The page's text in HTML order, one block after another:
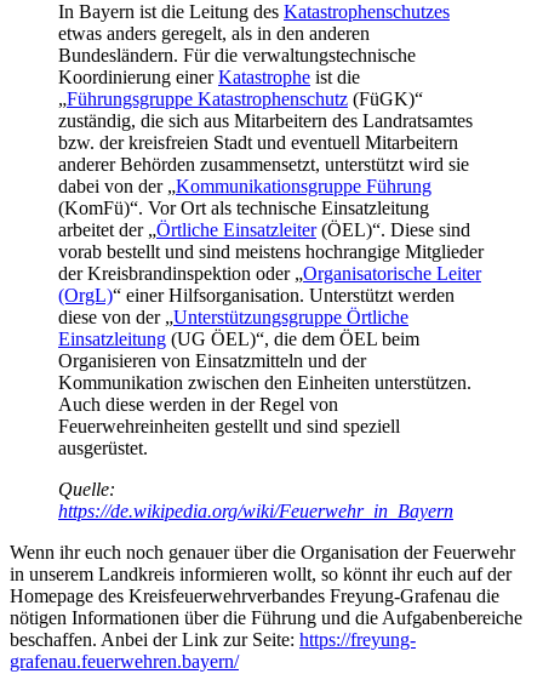
In Bayern ist die Leitung des Katastrophenschutzes
etwas anders geregelt, als in den anderen
Bundesländern. Für die verwaltungstechnische
Koordinierung einerKatastrophe ist die
„Führungsgruppe Katastrophenschutz (FüGK)“
zuständig, die sich aus Mitarbeitern des Landratsamtes
bzw. der kreisfreien Stadt und eventuell Mitarbeitern
anderer Behörden zusammensetzt, unterstützt wird sie
dabei von der „Kommunikationsgruppe Führung
(KomFü)“. Vor Ort als technische Einsatzleitung
arbeitet der „Örtliche Einsatzleiter(ÖEL)“. Diese sind
vorab bestellt und sind meistens hochrangige Mitglieder
der Kreisbrandinspektion oder „Organisatorische Leiter
(OrgL)“ einer Hilfsorganisation. Unterstützt werden
diese von der „Unterstützungsgruppe Örtliche
Einsatzleitung (UG ÖEL)“, die dem ÖEL beim
Organisieren von Einsatzmitteln und der
Kommunikation zwischen den Einheiten unterstützen.
Auch diese werden in der Regel von
Feuerwehreinheiten gestellt und sind speziell
ausgerüstet.
Quelle:
https://de.wikipedia.org/wiki/Feuerwehr_in_Bayern
Wenn ihr euch noch genauer über die Organisation der Feuerwehr
in unserem Landkreis informieren wollt, so könnt ihr euch auf der
Homepage des Kreisfeuerwehrverbandes Freyung-Grafenau die
nötigen Informationen über die Führung und die Aufgabenbereiche
beschaffen. Anbei der Link zur Seite: https://freyung-
grafenau.feuerwehren.bayern/